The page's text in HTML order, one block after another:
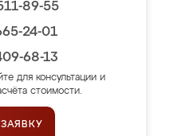
89-55
24-01
68-13
для консультации и
стоимости.